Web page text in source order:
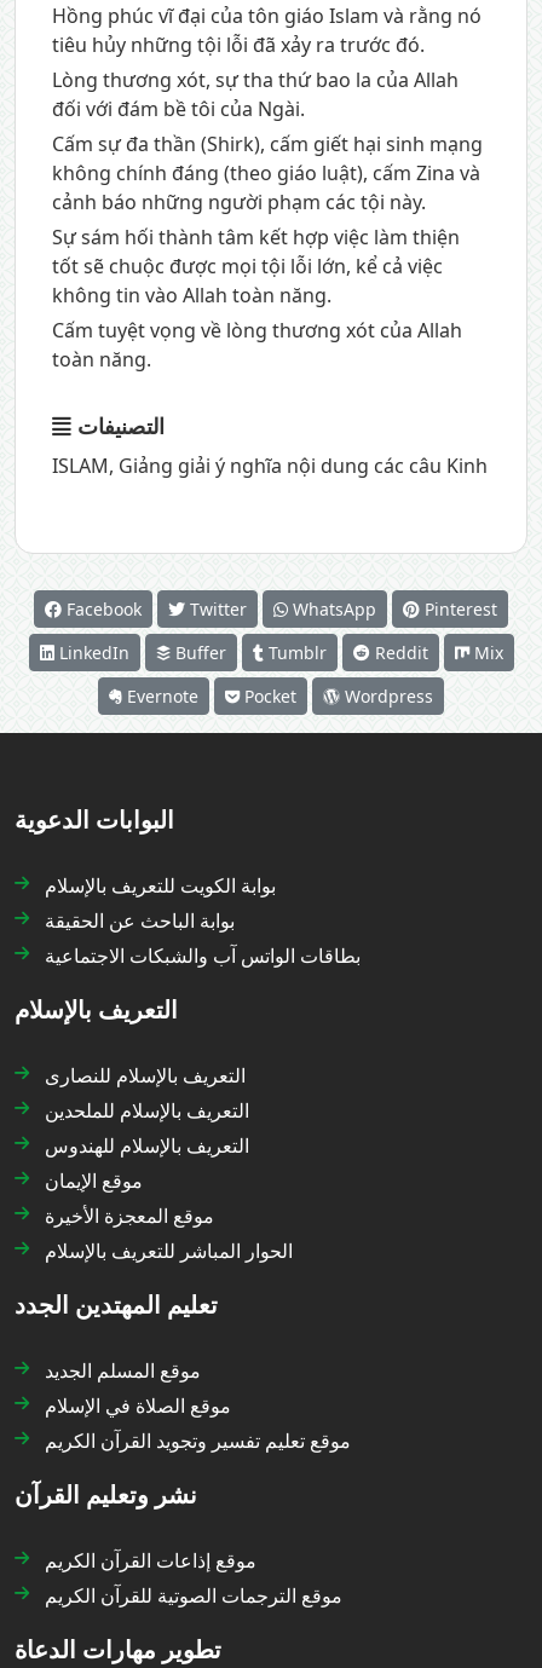
Hồng phúc vĩ đại của tôn giáo Islam và rằng nó
tiêu hủy những tội lỗi đã xảy ra trước đó.
Lòng thương xót, sự tha thứ bao la của Allah
đối với đám bề tôi của Ngài.
Cấm sự đa thần (Shirk), cấm giết hại sinh mạng
không chính đáng (theo giáo luật), cấm Zina và
cảnh báo những người phạm các tội này.
Sự sám hối thành tâm kết hợp việc làm thiện
tốt sẽ chuộc được mọi tội lỗi lớn, kể cả việc
không tin vào Allah toàn năng.
Cấm tuyệt vọng về lòng thương xót của Allah
toàn năng.
التصنيفات
ISLAM, Giảng giải ý nghĩa nội dung các câu Kinh
Facebook Twitter WhatsApp
Pinterest
LinkedIn
Buffer Tumblr Reddit
Mix
Evernote
Pocket Wordpress
البوابات الدعوية
بوابة الكويت للتعريف بالإسلام
بوابة الباحث عن الحقيقة
بطاقات الواتس آب والشبكات الاجتماعية
التعريف بالإسلام
التعريف بالإسلام للنصارى
التعريف بالإسلام للملحدين
التعريف بالإسلام للهندوس
موقع الإيمان
موقع المعجزة الأخيرة
الحوار المباشر للتعريف بالإسلام
تعليم المهتدين الجدد
موقع المسلم الجديد
موقع الصلاة في الإسلام
موقع تعليم تفسير وتجويد القرآن الكريم
نشر وتعليم القرآن
موقع إذاعات القرآن الكريم
موقع الترجمات الصوتية للقرآن الكريم
تطوير مهارات الدعاة